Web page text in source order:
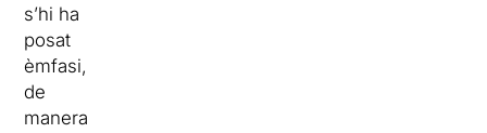
s’hi ha
posat
èmfasi,
de
manera